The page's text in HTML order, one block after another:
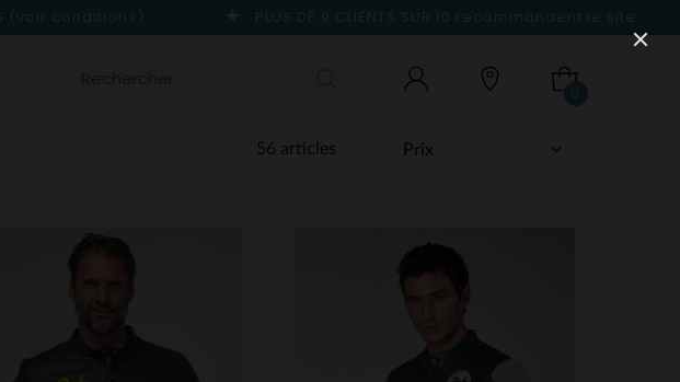
(voir conditions) PLUS DE 9 CLIENTS SUR 10 recommandent le site
0
56 articles